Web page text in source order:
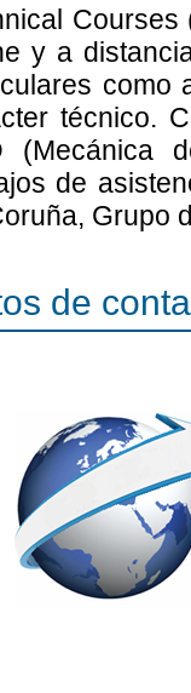
y a
como
técnico.
(Mecánica
de
Grupo
de